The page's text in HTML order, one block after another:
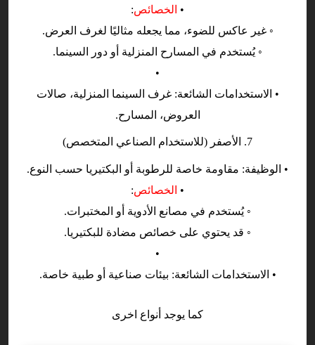
• الخصائص:
◦ غير عاكس للضوء، مما يجعله مثاليًا لغرف العرض.
◦ يُستخدم في المسارح المنزلية أو دور السينما.
•
• الاستخدامات الشائعة: غرف السينما المنزلية، صالات
العروض، المسارح.
7. الأصفر (للاستخدام الصناعي المتخصص)
• الوظيفة: مقاومة خاصة للرطوبة أو البكتيريا حسب النوع.
• الخصائص:
◦ يُستخدم في مصانع الأدوية أو المختبرات.
◦ قد يحتوي على خصائص مضادة للبكتيريا.
•
• الاستخدامات الشائعة: بيئات صناعية أو طبية خاصة.
كما يوجد أنواع اخرى